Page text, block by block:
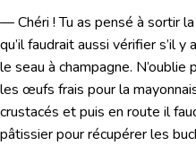
— Chéri ! Tu as pensé à sortir
qu’il faudrait aussi vérifier s’il
le seau à champagne.
les œufs frais pour la
crustacés et puis en route il
pâtissier pour récupérer les